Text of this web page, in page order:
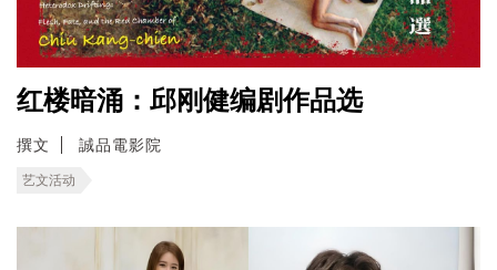
红楼暗涌：邱刚健编剧作品选
撰文 誠品電影院
艺文活动